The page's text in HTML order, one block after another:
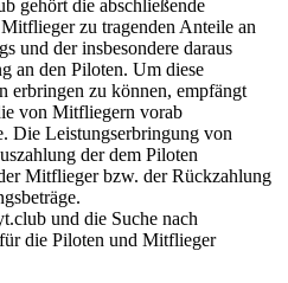
gehört die abschließende
zu tragenden Anteile an
und der insbesondere daraus
an den Piloten. Um diese
erbringen zu können, empfängt
von Mitfliegern vorab
Die Leistungserbringung von
der dem Piloten
Mitflieger bzw. der Rückzahlung
und die Suche nach
die Piloten und Mitflieger